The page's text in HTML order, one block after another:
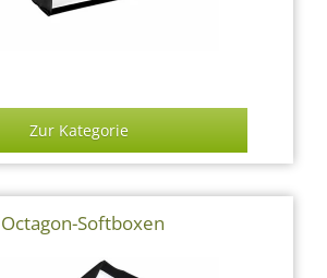
Zur Kategorie
Octagon-Softboxen